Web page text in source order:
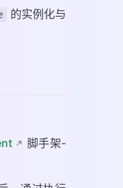
的实例化与
脚手架-